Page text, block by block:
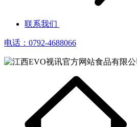
联系我们
电话：0792-4688066